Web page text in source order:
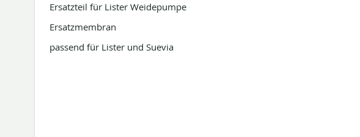
Ersatzteil für Lister Weidepumpe
Ersatzmembran
passend für Lister und Suevia